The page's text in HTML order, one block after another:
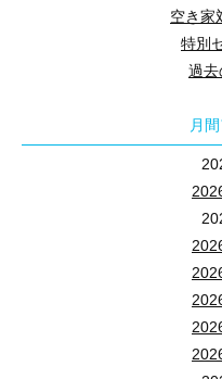
空き家
特別
過去
月
講師 ： 宮浦 佳純 氏
明治安田生命 所沢支社 所
自治体主催の講師を多数担当
専門知識を分かりやすく伝
「難しい内容もスッと理解
● 相続税の非課税枠とは？
● 介護保険の仕組みとは？